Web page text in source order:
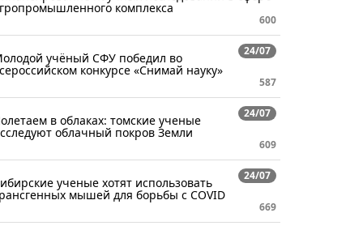
комплекса
600
24/07
учёный СФУ победил во
конкурсе «Снимай науку»
587
24/07
в облаках: томские ученые
облачный покров Земли
609
24/07
ученые хотят использовать
мышей для борьбы с COVID
669